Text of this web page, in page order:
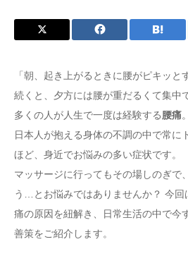
「朝、起き上がるときに腰がピキッ
続くと、夕方には腰が重だるくて集中
多くの人が人生で一度は経験する 腰痛
日本人が抱える身体の不調の中で常に
ほど、身近でお悩みの多い症状です。
マッサージに行ってもその場しのぎで
う…とお悩みではありませんか？ 今回
痛の原因を紐解き、日常生活の中で今
善策をご紹介します。